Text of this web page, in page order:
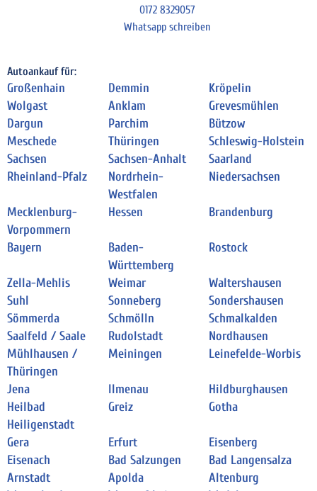
0172 8329057
Whatsapp schreiben
Autoankauf für:
Großenhain Demmin
Kröpelin
Wolgast
Anklam
Grevesmühlen
Dargun
Parchim
Bützow
Meschede
Thüringen
Schleswig-Holstein
Sachsen
Sachsen-Anhalt
Saarland
Rheinland-Pfalz
Nordrhein-
Westfalen
Niedersachsen
Mecklenburg-
Vorpommern
Hessen Brandenburg
Bayern
Baden-
Württemberg
Rostock
Zella-Mehlis Weimar
Waltershausen
Suhl
Sonneberg
Sondershausen
Sömmerda
Schmölln
Schmalkalden
Saalfeld / Saale
Rudolstadt
Nordhausen
Mühlhausen /
Thüringen
Meiningen Leinefelde-Worbis
Jena Ilmenau
Hildburghausen
Heilbad
Heiligenstadt
Greiz Gotha
Gera Erfurt
Eisenberg
Eisenach
Bad Salzungen
Bad Langensalza
Arnstadt
Apolda
Altenburg